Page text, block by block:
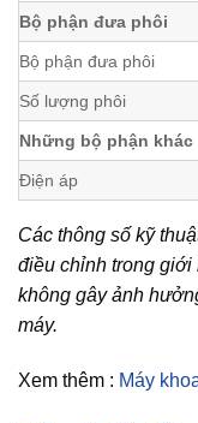
Bộ phận đưa phôi
Bộ phận đưa phôi
Số lượng phôi
Những bộ phận khác
Điện áp
Các thông số kỹ
điều chỉnh trong giới
không gây ảnh
máy.
Xem thêm : Máy